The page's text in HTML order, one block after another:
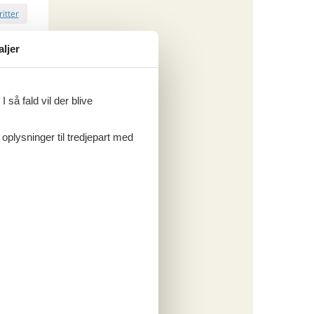
så fald vil der blive
til tredjepart med